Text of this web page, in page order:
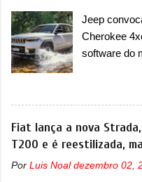
esportiva, o
ainda neste
colocará a
BYD
conta com
modelos da
compacto
SUV, o A05
Jeep
Cherokee
software do
Jeep
um
Grand
Limited,
unidades
Fiat lança a nova
T200 e é reestilizada,
Por Luis Noal dezembro 02,